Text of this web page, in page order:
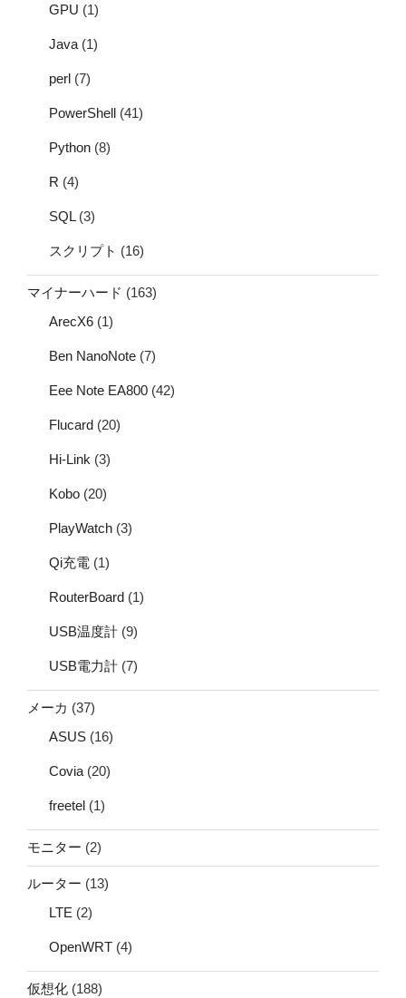
GPU (1)
Java (1)
perl (7)
PowerShell (41)
Python (8)
R (4)
SQL(3)
スクリプト (16)
マイナーハード (163)
ArecX6 (1)
Ben NanoNote (7)
Eee Note EA800 (42)
Flucard (20)
Hi-Link (3)
Kobo (20)
PlayWatch (3)
Qi充電 (1)
RouterBoard (1)
USB温度計 (9)
USB電力計 (7)
メーカ (37)
ASUS (16)
Covia (20)
freetel (1)
モニター (2)
ルーター (13)
LTE (2)
OpenWRT (4)
仮想化 (188)